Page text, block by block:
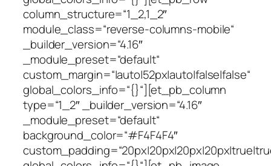
column_structure=“1_2,1_2″
module_class=“reverse-columns-mobile“
_builder_version=“4.16″
_module_preset=“default“
custom_margin=“|auto|52px|auto|false|false“
global_colors_info=“{}“][et_pb_column
type=“1_2″ _builder_version=“4.16″
_module_preset=“default“
background_color=“#F4F4F4″